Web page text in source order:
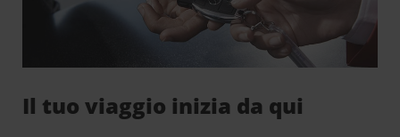
Il tuo viaggio inizia da qui